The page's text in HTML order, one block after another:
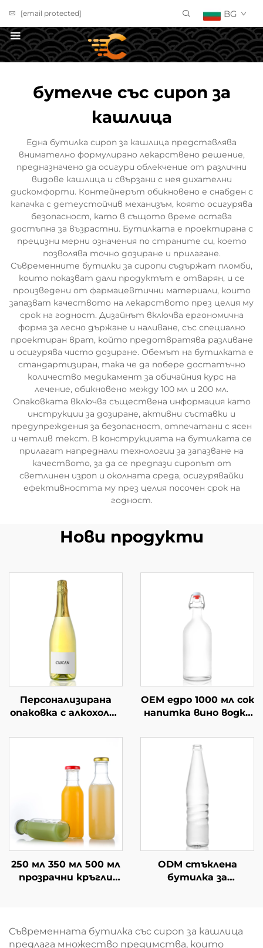
[email protected] BG
бутелче със сироп за
кашлица
Една бутилка сироп за кашлица представлява
внимателно формулирано лекарствено решение,
предназначено да осигури облекчение от различни
видове кашлица и свързани с нея дихателни
дискомфорти. Контейнерът обикновено е снабден с
капачка с детеустойчив механизъм, която осигурява
безопасност, като в същото време остава
достъпна за възрастни. Бутилката е проектирана с
прецизни мерни означения по страните си, което
позволява точно дозиране и прилагане.
Съвременните бутилки за сиропи съдържат пломби,
които показват дали продуктът е отварян, и се
произведени от фармацевтични материали, които
запазват качеството на лекарството през целия му
срок на годност. Дизайнът включва ергономична
форма за лесно държане и наливане, със специално
проектиран врат, който предотвратява разливане
и осигурява чисто дозиране. Обемът на бутилката е
стандартизиран, така че да побере достатъчно
количество медикамент за обичайния курс на
лечение, обикновено между 100 мл и 200 мл.
Опаковката включва съществена информация като
инструкции за дозиране, активни съставки и
предупреждения за безопасност, отпечатани с ясен
и четлив текст. В конструкцията на бутилката се
прилагат напреднали технологии за запазване на
качеството, за да се предпази сиропът от
светлинен изpon и околната среда, осигурявайки
ефективността му през целия посочен срок на
годност.
Нови продукти
Персонализирана
опаковка с алкохолни
стъклено вино
OEM едро 1000 мл сок
напитка вино водка
за пиене
250 мл 350 мл 500 мл
прозрачни кръгли
ODM стъклена
бутилка за
Съвременната бутилка със сироп за кашлица
предлага множество предимства, които